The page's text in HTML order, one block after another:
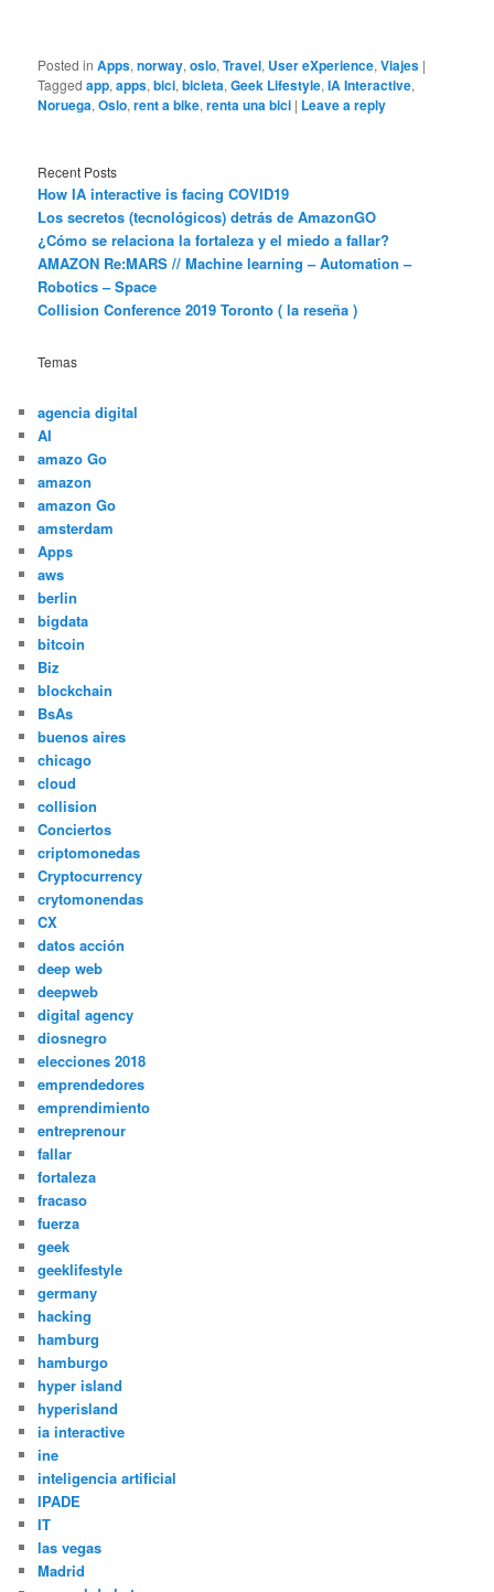
Posted in Apps,norway,oslo,Travel, User eXperience,Viajes |
Tagged app,apps,bici,bicleta,Geek Lifestyle,IA Interactive,
Noruega,Oslo,rent a bike,renta una bici | Leave a reply
Recent Posts
How IA interactive is facing COVID19
Los secretos (tecnológicos) detrás de AmazonGO
¿Cómo se relaciona la fortaleza y el miedo a fallar?
AMAZON Re:MARS // Machine learning – Automation –
Robotics – Space
Collision Conference 2019 Toronto ( la reseña )
Temas
agencia digital
AI
amazo Go
amazon
amazon Go
amsterdam
Apps
aws
berlin
bigdata
bitcoin
Biz
blockchain
BsAs
buenos aires
chicago
cloud
collision
Conciertos
criptomonedas
Cryptocurrency
crytomonendas
CX
datos acción
deep web
deepweb
digital agency
diosnegro
elecciones 2018
emprendedores
emprendimiento
entreprenour
fallar
fortaleza
fracaso
fuerza
geek
geeklifestyle
germany
hacking
hamburg
hamburgo
hyper island
hyperisland
ia interactive
ine
inteligencia artificial
IPADE
IT
las vegas
Madrid